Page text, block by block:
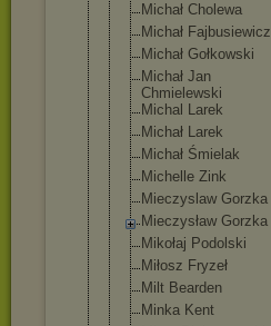
Michał Cholewa
Michał Fajbusiewicz
Michał Gołkowski
Michał Jan
Chmielewski
Michal Larek
Michał Larek
Michał Śmielak
Michelle Zink
Mieczyslaw Gorzka
Mieczysław Gorzka
Mikołaj Podolski
Miłosz Fryzeł
Milt Bearden
Minka Kent